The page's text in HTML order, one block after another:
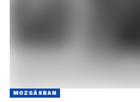
MOZGÁSBAN